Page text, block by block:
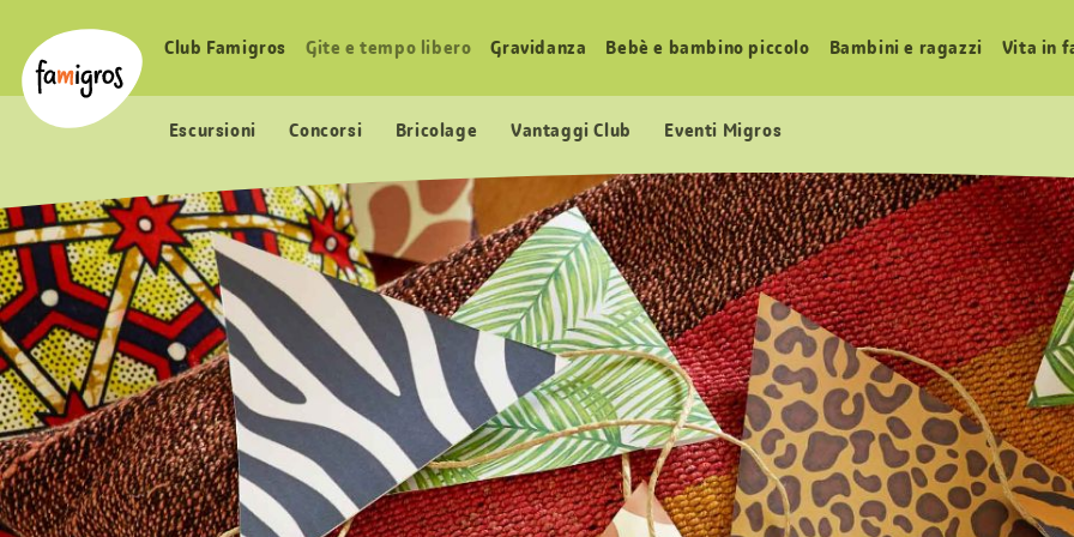
segnalibri
Logo
Navigazione
Club Famigros Gite e tempo libero Gravidanza Bebè e bambino piccolo Bambini e ragazzi Vita in
Escursioni Concorsi Bricolage Vantaggi Club Eventi Migros